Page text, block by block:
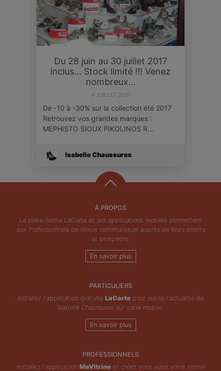
Du 28 juin au 30 juillet 2017
inclus... Stock limité !!! Venez
nombreux...
4 JUILLET 2017
De -10 à -30% sur la collection été 2017
Retrouvez vos grandes marques :
MEPHISTO SIOUX PIKOLINOS R…
Isabelle Chaussures
À PROPOS
La plate-forme LaCarte et ses applications mobiles permettent
aux Professionnels de mieux communiquer auprès de leurs clients
et prospects.
En savoir plus
PARTICULIERS
Installez l'application gratuite LaCartepour suivre l'actualité de
Isabelle Chaussuressur votre mobile.
En savoir plus
PROFESSIONNELS
Installez l'application MaVitrineet créez vous aussi votre vitrine